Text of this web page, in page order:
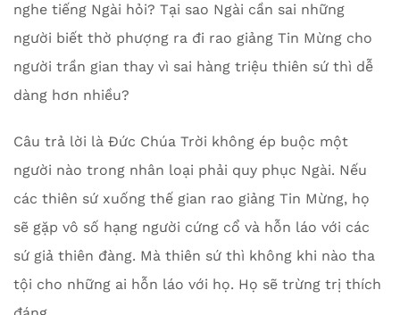
nghe tiếng Ngài hỏi? Tại sao Ngài cần sai những
người biết thờ phượng ra đi rao giảng Tin Mừng cho
người trần gian thay vì sai hàng triệu thiên sứ thì dễ
dàng hơn nhiều?
Câu trả lời là Đức Chúa Trời không ép buộc một
người nào trong nhân loại phải quy phục Ngài. Nếu
các thiên sứ xuống thế gian rao giảng Tin Mừng, họ
sẽ gặp vô số hạng người cứng cổ và hỗn láo với các
sứ giả thiên đàng. Mà thiên sứ thì không khi nào tha
tội cho những ai hỗn láo với họ. Họ sẽ trừng trị thích